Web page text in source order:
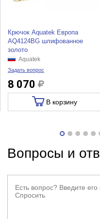
Крючок Aquatek Европа
AQ4124BG шлифованное
золото
Aquatek
Задать вопрос
8 070
В корзину
Вопросы и